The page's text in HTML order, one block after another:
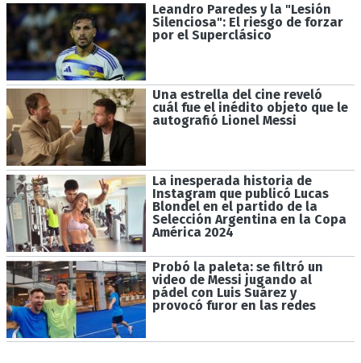
Leandro Paredes y la "Lesión
Silenciosa": El riesgo de forzar
por el Superclásico
Una estrella del cine reveló
cuál fue el inédito objeto que le
autografió Lionel Messi
La inesperada historia de
Instagram que publicó Lucas
Blondel en el partido de la
Selección Argentina en la Copa
América 2024
Probó la paleta: se filtró un
video de Messi jugando al
pádel con Luis Suárez y
provocó furor en las redes